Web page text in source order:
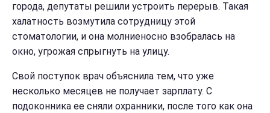
города, депутаты решили устроить перерыв. Такая
халатность возмутила сотрудницу этой
стоматологии, и она молниеносно взобралась на
окно, угрожая спрыгнуть на улицу.
Свой поступок врач объяснила тем, что уже
несколько месяцев не получает зарплату. С
подоконника ее сняли охранники, после того как она